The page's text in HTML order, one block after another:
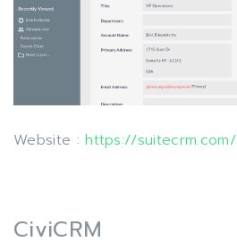
Website :https://suitecrm.com/
CiviCRM